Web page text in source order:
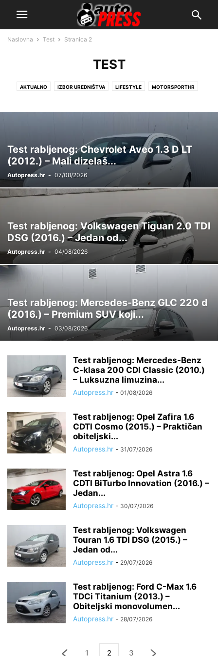
Naslovna Test Stranica 2
TEST
AKTUALNO IZBOR UREDNIŠTVA LIFESTYLE MOTORSPORTHR
Test rabljenog: Chevrolet Aveo 1.3 D LT
(2012.) – Mali dizelaš...
Autopress.hr - 07/08/2026
Test rabljenog: Volkswagen Tiguan 2.0 TDI
DSG (2016.) – Jedan od...
Autopress.hr - 04/08/2026
Test rabljenog: Mercedes-Benz GLC 220 d
(2016.) – Premium SUV koji...
Autopress.hr - 03/08/2026
Test rabljenog: Mercedes-Benz
C-klasa 200 CDI Classic (2010.)
– Luksuzna limuzina...
Autopress.hr - 01/08/2026
Test rabljenog: Opel Zafira 1.6
CDTI Cosmo (2015.) – Praktičan
obiteljski...
Autopress.hr - 31/07/2026
Test rabljenog: Opel Astra 1.6
CDTI BiTurbo Innovation (2016.) –
Jedan...
Autopress.hr - 30/07/2026
Test rabljenog: Volkswagen
Touran 1.6 TDI DSG (2015.) –
Jedan od...
Autopress.hr - 29/07/2026
Test rabljenog: Ford C-Max 1.6
TDCi Titanium (2013.) –
Obiteljski monovolumen...
Autopress.hr - 28/07/2026
1 2 3